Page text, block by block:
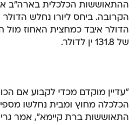
ההתאוששות הכלכלית בארה"ב
הדולר איבד כמחצית האחוז מול
של 131.8 ין לדולר.
"עדיין מוקדם מכדי לקבוע אם
הכלכלה מחוץ ומבית נחלשו
התאוששות ברת קיימא", אמר